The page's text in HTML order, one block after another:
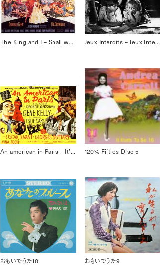
The King and I – Shall we dance Jeux Interdits – Jeux Interdits
An american in Paris – It’s wonderful 120% Fifties Disc 5
おもいでうた10
おもいでうた9